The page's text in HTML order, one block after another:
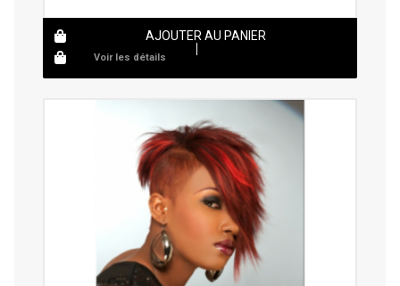
AJOUTER AU PANIER
Voir les détails